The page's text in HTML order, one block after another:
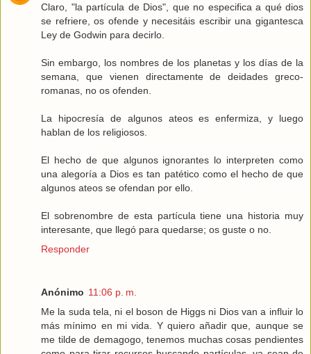
Claro, "la partícula de Dios", que no especifica a qué dios
se refriere, os ofende y necesitáis escribir una gigantesca
Ley de Godwin para decirlo.
Sin embargo, los nombres de los planetas y los días de la
semana, que vienen directamente de deidades greco-
romanas, no os ofenden.
La hipocresía de algunos ateos es enfermiza, y luego
hablan de los religiosos.
El hecho de que algunos ignorantes lo interpreten como
una alegoría a Dios es tan patético como el hecho de que
algunos ateos se ofendan por ello.
El sobrenombre de esta partícula tiene una historia muy
interesante, que llegó para quedarse; os guste o no.
Responder
Anónimo 11:06 p. m.
Me la suda tela, ni el boson de Higgs ni Dios van a influir lo
más mínimo en mi vida. Y quiero añadir que, aunque se
me tilde de demagogo, tenemos muchas cosas pendientes